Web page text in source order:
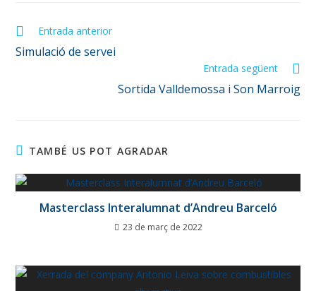
Entrada anterior
Simulació de servei
Entrada següent
Sortida Valldemossa i Son Marroig
TAMBÉ US POT AGRADAR
Masterclass Interalumnat d’Andreu Barceló
23 de març de 2022